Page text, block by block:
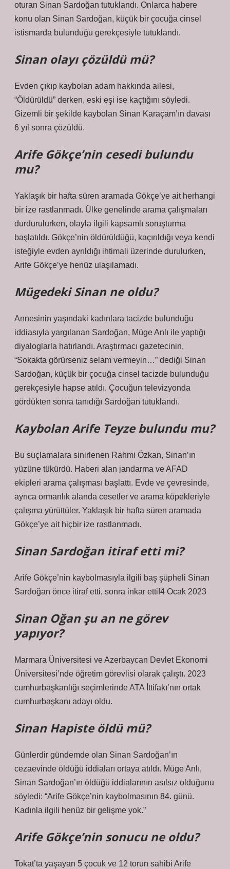
oturan Sinan Sardoğan tutuklandı. Onlarca habere
konu olan Sinan Sardoğan, küçük bir çocuğa cinsel
istismarda bulunduğu gerekçesiyle tutuklandı.
Sinan olayı çözüldü mü?
Evden çıkıp kaybolan adam hakkında ailesi,
“Öldürüldü” derken, eski eşi ise kaçtığını söyledi.
Gizemli bir şekilde kaybolan Sinan Karaçam’ın davası
6 yıl sonra çözüldü.
Arife Gökçe’nin cesedi bulundu
mu?
Yaklaşık bir hafta süren aramada Gökçe’ye ait herhangi
bir ize rastlanmadı. Ülke genelinde arama çalışmaları
durdurulurken, olayla ilgili kapsamlı soruşturma
başlatıldı. Gökçe’nin öldürüldüğü, kaçırıldığı veya kendi
isteğiyle evden ayrıldığı ihtimali üzerinde durulurken,
Arife Gökçe’ye henüz ulaşılamadı.
Mügedeki Sinan ne oldu?
Annesinin yaşındaki kadınlara tacizde bulunduğu
iddiasıyla yargılanan Sardoğan, Müge Anlı ile yaptığı
diyaloglarla hatırlandı. Araştırmacı gazetecinin,
“Sokakta görürseniz selam vermeyin…” dediği Sinan
Sardoğan, küçük bir çocuğa cinsel tacizde bulunduğu
gerekçesiyle hapse atıldı. Çocuğun televizyonda
gördükten sonra tanıdığı Sardoğan tutuklandı.
Kaybolan Arife Teyze bulundu mu?
Bu suçlamalara sinirlenen Rahmi Özkan, Sinan’ın
yüzüne tükürdü. Haberi alan jandarma ve AFAD
ekipleri arama çalışması başlattı. Evde ve çevresinde,
ayrıca ormanlık alanda cesetler ve arama köpekleriyle
çalışma yürüttüler. Yaklaşık bir hafta süren aramada
Gökçe’ye ait hiçbir ize rastlanmadı.
Sinan Sardoğan itiraf etti mi?
Arife Gökçe’nin kaybolmasıyla ilgili baş şüpheli Sinan
Sardoğan önce itiraf etti, sonra inkar etti!4 Ocak 2023
Sinan Oğan şu an ne görev
yapıyor?
Marmara Üniversitesi ve Azerbaycan Devlet Ekonomi
Üniversitesi’nde öğretim görevlisi olarak çalıştı. 2023
cumhurbaşkanlığı seçimlerinde ATA İttifakı’nın ortak
cumhurbaşkanı adayı oldu.
Sinan Hapiste öldü mü?
Günlerdir gündemde olan Sinan Sardoğan’ın
cezaevinde öldüğü iddiaları ortaya atıldı. Müge Anlı,
Sinan Sardoğan’ın öldüğü iddialarının asılsız olduğunu
söyledi: “Arife Gökçe’nin kaybolmasının 84. günü.
Kadınla ilgili henüz bir gelişme yok.”
Arife Gökçe’nin sonucu ne oldu?
Tokat’ta yaşayan 5 çocuk ve 12 torun sahibi Arife